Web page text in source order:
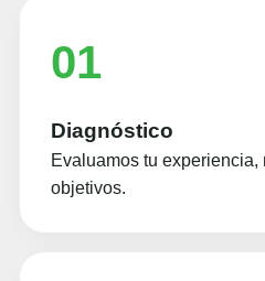
01
Diagnóstico
Evaluamos tu
objetivos.